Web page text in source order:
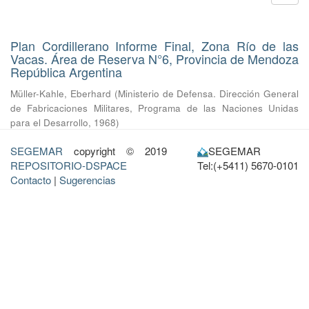
Plan Cordillerano Informe Final, Zona Río de las
Vacas. Área de Reserva N°6, Provincia de Mendoza
República Argentina
Müller-Kahle, Eberhard (Ministerio de Defensa. Dirección General
de Fabricaciones Militares, Programa de las Naciones Unidas
para el Desarrollo, 1968)
SEGEMAR copyright © 2019
REPOSITORIO-DSPACE
Contacto | Sugerencias
SEGEMAR
Tel:(+5411) 5670-0101